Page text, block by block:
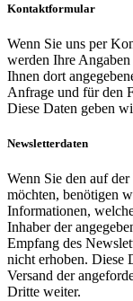
Kontaktformular
Wenn Sie uns per
werden Ihre
Ihnen dort
Anfrage und für den
Diese Daten geben
Newsletterdaten
Wenn Sie den auf
möchten, benötigen
Informationen,
Inhaber der
Empfang des
nicht erhoben. Diese
Versand der
Dritte weiter.